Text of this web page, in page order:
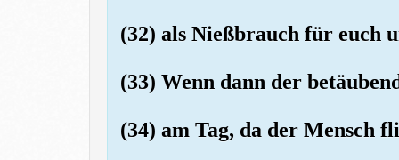
(32) als Nießbrauch für euch
(33) Wenn dann der
(34) am Tag, da der Mensch